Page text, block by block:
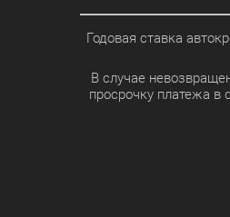
Годовая ставка
В случае
просрочку платежа в